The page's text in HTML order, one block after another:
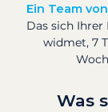
Ein Team
Das sich Ihrer
widmet, 7
Was